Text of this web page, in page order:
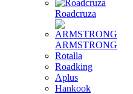
Roadcruza
ARMSTRONG
Rotalla
Roadking
Aplus
Hankook